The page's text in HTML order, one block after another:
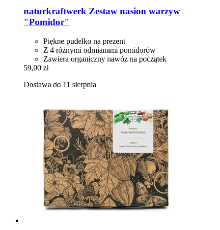
naturkraftwerk Zestaw nasion warzyw
"Pomidor"
Piękne pudełko na prezent
Z 4 różnymi odmianami pomidorów
Zawiera organiczny nawóz na początek
59,00 zł
Dostawa do 11 sierpnia